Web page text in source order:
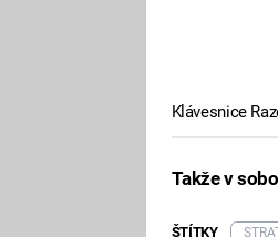
Klávesnice
Takže v
ŠTÍTKY